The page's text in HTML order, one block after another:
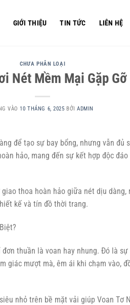
GIỚI THIỆU TIN TỨC
LIÊN HỆ
CHƯA PHÂN LOẠI
Nét Mềm Mại Gặp
VÀO10 THÁNG 6, 2025 BỞIADMIN
để tạo sự bay bổng, nhưng vẫn đủ
hảo, mang đến sự kết hợp độc
thoa hoàn hảo giữa nét dịu dàng,
kế và tín đồ thời trang.
thuần là voan hay nhung. Đó là
giác mượt mà, êm ái khi chạm vào,
nhỏ trên bề mặt vải giúp Voan Tơ